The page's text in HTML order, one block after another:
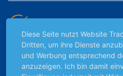
Stets am Puls der Zeit
Diese Seite nutzt Website
Dritten, um ihre Dienste
und Werbung entsprechend
anzuzeigen. Ich bin damit